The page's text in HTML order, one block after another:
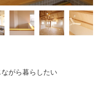
がら暮らしたい